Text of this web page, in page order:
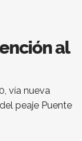
al
vía nueva
peaje Puente